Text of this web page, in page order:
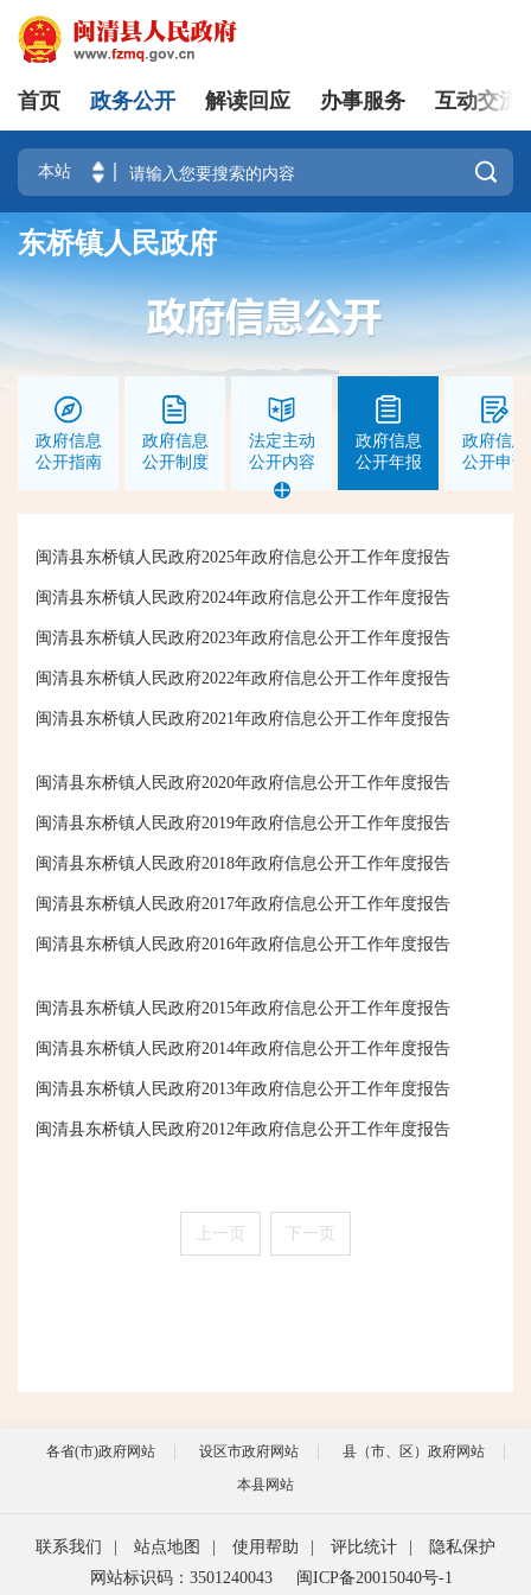
登录 | 注册
首页 政务公开 解读回应 办事服务 互动交流

东桥镇人民政府
政府信息
公开指南
政府信息
公开制度
法定主动
公开内容
政府信息
公开年报
政府信息
公开申请
闽清县东桥镇人民政府2025年政府信息公开工作年度报告
闽清县东桥镇人民政府2024年政府信息公开工作年度报告
闽清县东桥镇人民政府2023年政府信息公开工作年度报告
闽清县东桥镇人民政府2022年政府信息公开工作年度报告
闽清县东桥镇人民政府2021年政府信息公开工作年度报告
闽清县东桥镇人民政府2020年政府信息公开工作年度报告
闽清县东桥镇人民政府2019年政府信息公开工作年度报告
闽清县东桥镇人民政府2018年政府信息公开工作年度报告
闽清县东桥镇人民政府2017年政府信息公开工作年度报告
闽清县东桥镇人民政府2016年政府信息公开工作年度报告
闽清县东桥镇人民政府2015年政府信息公开工作年度报告
闽清县东桥镇人民政府2014年政府信息公开工作年度报告
闽清县东桥镇人民政府2013年政府信息公开工作年度报告
闽清县东桥镇人民政府2012年政府信息公开工作年度报告
上一页 下一页
各省(市)政府网站 设区市政府网站
县（市、区）政府网站
本县网站
联系我们 站点地图 使用帮助 评比统计
隐私保护
网站标识码：3501240043
闽ICP备20015040号-1